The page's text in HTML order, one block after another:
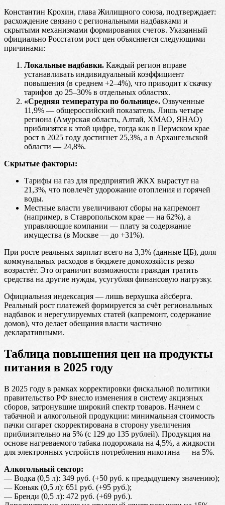
Константин Крохин, глава Жилищного союза, подтверждает:
расхождение связано с региональными надбавками и
скрытыми механизмами формирования счетов. Указанный
официально Росстатом рост цен объясняется следующими
причинами:
Локальные надбавки. Каждый регион вправе
устанавливать индивидуальный коэффициент
повышения (в среднем +2–4%), что приводит к скачку
тарифов до 25–30% в отдельных областях.
«Средняя температура по больнице». Озвученные
11,9% — общероссийский показатель. Лишь четыре
региона (Амурская область, Алтай, ХМАО, ЯНАО)
приблизятся к этой цифре, тогда как в Пермском крае
рост в 2025 году достигнет 25,3%, а в Архангельской
области — 24,8%.
Скрытые факторы:
Тарифы на газ для предприятий ЖКХ вырастут на
21,3%, что повлечёт удорожание отопления и горячей
воды.
Местные власти увеличивают сборы на капремонт
(например, в Ставропольском крае — на 62%), а
управляющие компании — плату за содержание
имущества (в Москве — до +31%).
При росте реальных зарплат всего на 3,3% (данные ЦБ), доля
коммунальных расходов в бюджете домохозяйств резко
возрастёт. Это ограничит возможности граждан тратить
средства на другие нужды, усугубляя финансовую нагрузку.
Официальная индексация — лишь верхушка айсберга.
Реальный рост платежей формируется за счёт региональных
надбавок и нерегулируемых статей (капремонт, содержание
домов), что делает обещания власти частично
декларативными.
Таблица повышения цен на продукты
питания в 2025 году
В 2025 году в рамках корректировки фискальной политики
правительство РФ внесло изменения в систему акцизных
сборов, затронувшие широкий спектр товаров. Начнем с
табачной и алкогольной продукции: минимальная стоимость
пачки сигарет скорректирована в сторону увеличения
приблизительно на 5% (с 129 до 135 рублей). Продукция на
основе нагреваемого табака подорожала на 4,5%, а жидкости
для электронных устройств потребления никотина — на 5%.
Алкогольный сектор:
— Водка (0,5 л): 349 руб. (+50 руб. к предыдущему значению);
— Коньяк (0,5 л): 651 руб. (+95 руб.);
— Бренди (0,5 л): 472 руб. (+69 руб.).